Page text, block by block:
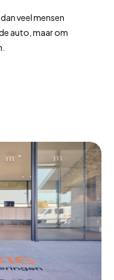
veel mensen
auto, maar om